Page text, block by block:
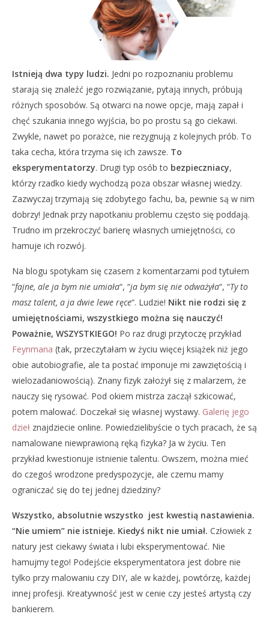
Istnieją dwa typy ludzi. Jedni po rozpoznaniu problemu
starają się znaleźć jego rozwiązanie, pytają innych, próbują
różnych sposobów. Są otwarci na nowe opcje, mają zapał i
chęć szukania innego wyjścia, bo po prostu są go ciekawi.
Zwykle, nawet po porażce, nie rezygnują z kolejnych prób. To
taka cecha, która trzyma się ich zawsze. To
eksperymentatorzy. Drugi typ osób to bezpieczniacy,
którzy rzadko kiedy wychodzą poza obszar własnej wiedzy.
Zazwyczaj trzymają się zdobytego fachu, ba, pewnie są w nim
dobrzy! Jednak przy napotkaniu problemu często się poddają.
Trudno im przekroczyć barierę własnych umiejętności, co
hamuje ich rozwój.
Na blogu spotykam się czasem z komentarzami pod tytułem
“fajne, ale ja bym nie umiała“, “ja bym się nie odważyła“, “Ty to
masz talent, a ja dwie lewe ręce“. Ludzie! Nikt nie rodzi się z
umiejętnościami, wszystkiego można się nauczyć!
Poważnie, WSZYSTKIEGO! Po raz drugi przytoczę przykład
Feynmana (tak, przeczytałam w życiu więcej książek niż jego
obie autobiografie, ale ta postać imponuje mi zawziętością i
wielozadaniowością). Znany fizyk założył się z malarzem, że
nauczy się rysować. Pod okiem mistrza zaczął szkicować,
potem malować. Doczekał się własnej wystawy. Galerię jego
dzieł znajdziecie online. Powiedzielibyście o tych pracach, że są
namalowane niewprawioną ręką fizyka? Ja w życiu. Ten
przykład kwestionuje istnienie talentu. Owszem, można mieć
do czegoś wrodzone predyspozycje, ale czemu mamy
ograniczać się do tej jednej dziedziny?
Wszystko, absolutnie wszystko jest kwestią nastawienia.
“Nie umiem” nie istnieje. Kiedyś nikt nie umiał. Człowiek z
natury jest ciekawy świata i lubi eksperymentować. Nie
hamujmy tego! Podejście eksperymentatora jest dobre nie
tylko przy malowaniu czy DIY, ale w każdej, powtórzę, każdej
innej profesji. Kreatywność jest w cenie czy jesteś artystą czy
bankierem.